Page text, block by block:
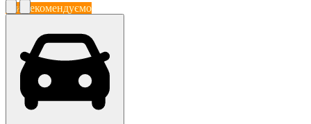
Ми рекомендуємо